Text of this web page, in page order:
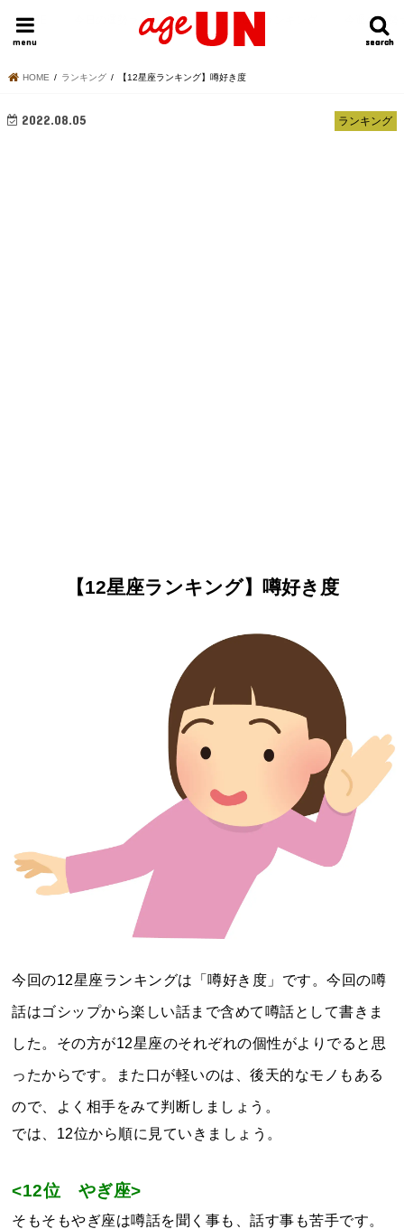
search
search
menu
HOME 今日の運勢ランキング 明日の運勢ランキング 今週の運勢
HOME ランキング 【12星座ランキング】噂好き度
ランキング
2022.08.05
【12星座ランキング】噂好き度
今回の12星座ランキングは「噂好き度」です。今回の噂
話はゴシップから楽しい話まで含めて噂話として書きま
した。その方が12星座のそれぞれの個性がよりでると思
ったからです。また口が軽いのは、後天的なモノもある
ので、よく相手をみて判断しましょう。
では、12位から順に見ていきましょう。
<12位 やぎ座>
そもそもやぎ座は噂話を聞く事も、話す事も苦手です。